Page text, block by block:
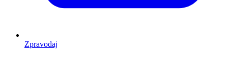
Zpravodaj